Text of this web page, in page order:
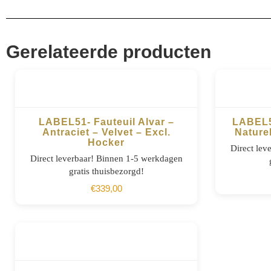
Gerelateerde producten
BESTELLEN
LABEL51- Fauteuil Alvar –
Antraciet – Velvet – Excl.
Hocker
Direct leverbaar! Binnen 1-5 werkdagen
gratis thuisbezorgd!
€339,00
Direct